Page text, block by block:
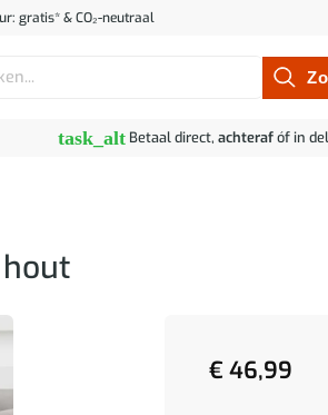
gratis* & CO₂-neutraal
task_alt Betaal direct, achterafóf in
€ 46,99